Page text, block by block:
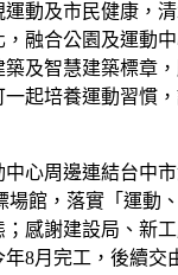
動及市民健康，
融合公園及運動
及智慧建築標章
起培養運動習慣
心周邊連結台中
場館，落實「運動
感謝建設局、新
8月完工，後續交